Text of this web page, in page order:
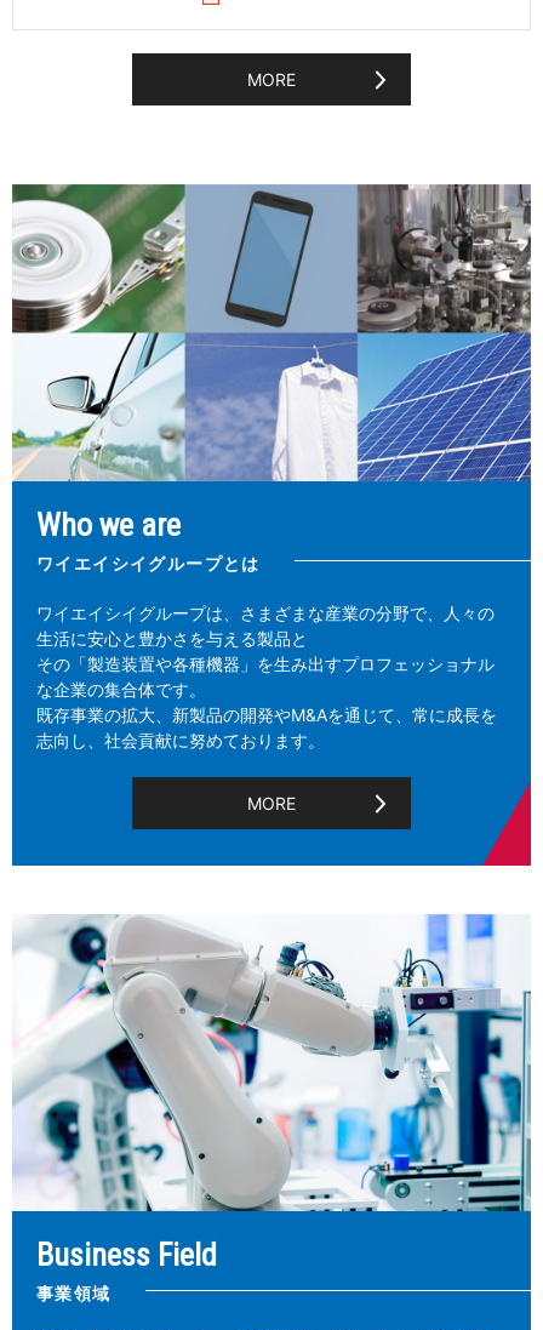
MORE
Who we are
ワイエイシイグループとは
ワイエイシイグループは、さまざまな産業の分野で、人々の
生活に安心と豊かさを与える製品と
その「製造装置や各種機器」を生み出すプロフェッショナル
な企業の集合体です。
既存事業の拡大、新製品の開発やM&Aを通じて、常に成長を
志向し、社会貢献に努めております。
MORE
Business Field
事業領域